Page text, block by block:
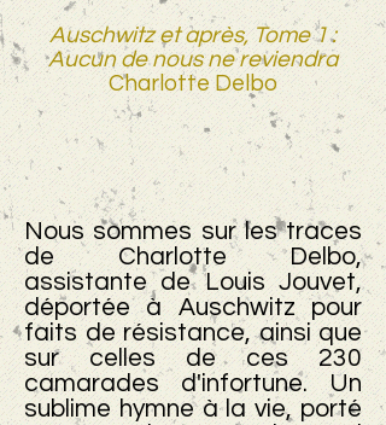
Auschwitz et après, Tome 1 :
Aucun de nous ne reviendra
Charlotte Delbo
Nous sommes sur les traces
de Charlotte Delbo,
assistante de Louis Jouvet,
déportée à Auschwitz pour
faits de résistance, ainsi que
sur celles de ces 230
camarades d'infortune. Un
sublime hymne à la vie, porté